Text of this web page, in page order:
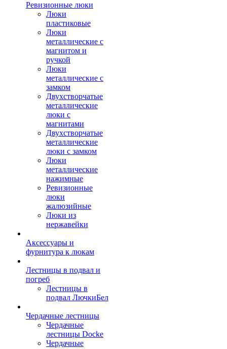
Ревизионные люки
Люки
пластиковые
Люки
металлические с
магнитом и
ручкой
Люки
металлические с
замком
Двухстворчатые
металлические
люки с
магнитами
Двухстворчатые
металлические
люки с замком
Люки
металлические
нажимные
Ревизионные
люки
жалюзийные
Люки из
нержавейки
Аксессуары и
фурнитура к люкам
Лестницы в подвал и
погреб
Лестницы в
подвал ЛючкиБел
Чердачные лестницы
Чердачные
лестницы Docke
Чердачные